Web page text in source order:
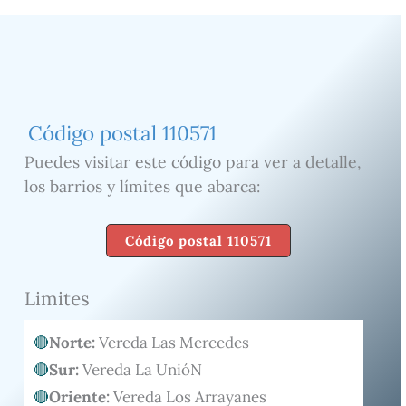
Código postal 110571
Puedes visitar este código para ver a detalle,
los barrios y límites que abarca:
Código postal 110571
Limites
Norte:Vereda Las Mercedes
Sur:Vereda La UnióN
Oriente:Vereda Los Arrayanes